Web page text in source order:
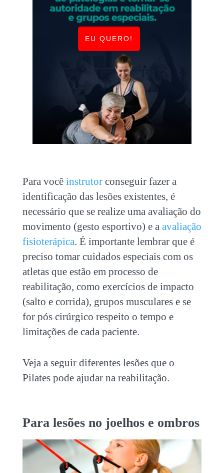
EU QUERO!
Para você instrutorconseguir fazer a
identificação das lesões existentes, é
necessário que se realize uma avaliação do
movimento (gesto esportivo) e a avaliação
fisioterápica. É importante lembrar que é
preciso tomar cuidados especiais com os
atletas que estão em processo de
reabilitação, como exercícios de impacto
(salto e corrida), grupos musculares e se
for pós cirúrgico respeito o tempo e
limitações de cada paciente.
Veja a seguir diferentes lesões que o
Pilates pode ajudar na reabilitação.
Para lesões no joelhos e ombros